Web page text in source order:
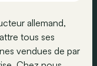
allemand,
tous ses
vendues de par